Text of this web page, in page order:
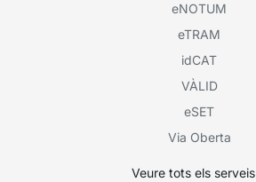
eNOTUM
eTRAM
idCAT
VÀLID
eSET
Via Oberta
Veure tots els serveis